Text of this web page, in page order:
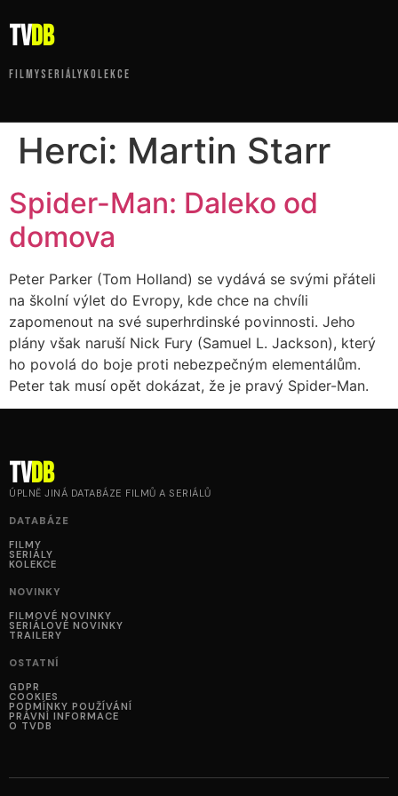
tvDB
FILMYSERIÁLY KOLEKCE
Herci: Martin Starr
Spider-Man: Daleko od
domova
Peter Parker (Tom Holland) se vydává se svými přáteli
na školní výlet do Evropy, kde chce na chvíli
zapomenout na své superhrdinské povinnosti. Jeho
plány však naruší Nick Fury (Samuel L. Jackson), který
ho povolá do boje proti nebezpečným elementálům.
Peter tak musí opět dokázat, že je pravý Spider-Man.
tvDB
ÚPLNĚ JINÁ DATABÁZE FILMŮ A SERIÁLŮ
DATABÁZE
FILMY
SERIÁLY
KOLEKCE
NOVINKY
FILMOVÉ NOVINKY
SERIÁLOVÉ NOVINKY
TRAILERY
OSTATNÍ
GDPR
COOKIES
PODMÍNKY POUŽÍVÁNÍ
PRÁVNÍ INFORMACE
O TVDB